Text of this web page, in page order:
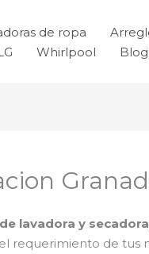
de ropa
Whirlpool Blog
lavadora y secadora
requerimiento de tus